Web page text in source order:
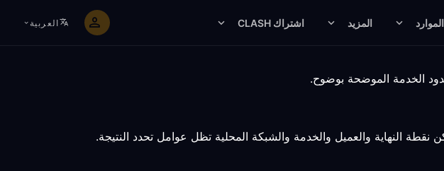
الموارد المزيد اشتراك CLASH العربية